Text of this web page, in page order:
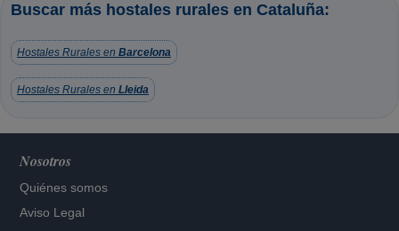
Buscar más hostales rurales en Cataluña:
Hostales Rurales en Barcelona
Hostales Rurales en Lleida
Nosotros
Quiénes somos
Aviso Legal